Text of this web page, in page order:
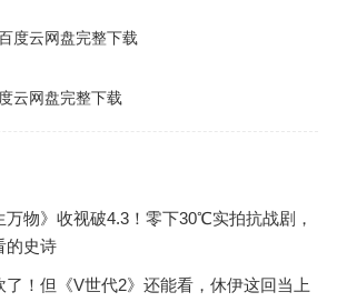
度云网盘完整下载
云网盘完整下载
万物》收视破4.3！零下30℃实拍抗战剧，
的史诗
了！但《V世代2》还能看，休伊这回当上